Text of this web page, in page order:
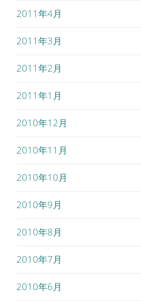
2011年4月
2011年3月
2011年2月
2011年1月
2010年12月
2010年11月
2010年10月
2010年9月
2010年8月
2010年7月
2010年6月